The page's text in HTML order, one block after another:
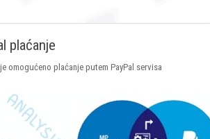
plaćanje
omogućeno plaćanje putem PayPal servisa